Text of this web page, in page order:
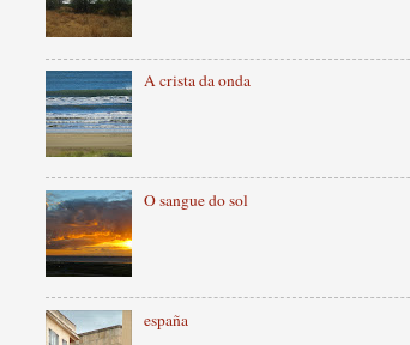
A crista da onda
O sangue do sol
españa